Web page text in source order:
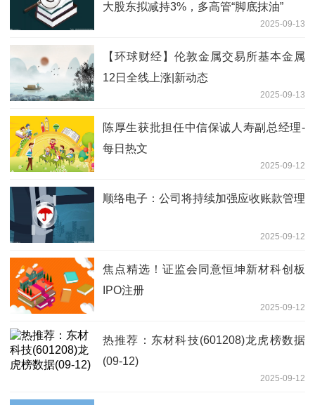
大股东拟减持3%，多高管“脚底抹油”
2025-09-13
【环球财经】伦敦金属交易所基本金属
12日全线上涨|新动态
2025-09-13
陈厚生获批担任中信保诚人寿副总经理-
每日热文
2025-09-12
顺络电子：公司将持续加强应收账款管理
2025-09-12
焦点精选！证监会同意恒坤新材科创板
IPO注册
2025-09-12
热推荐：东材科技(601208)龙虎榜数据
(09-12)
2025-09-12